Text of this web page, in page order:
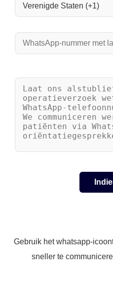
Gebruik het whatsapp-
sneller te